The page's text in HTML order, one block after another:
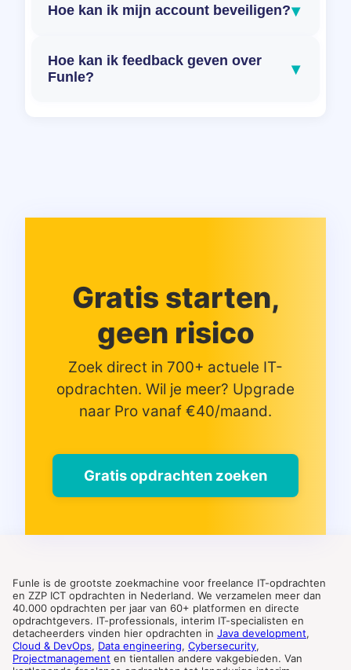
Hoe kan ik mijn account beveiligen?▾
Hoe kan ik feedback geven over
Funle?
▾
Gratis starten,
geen risico
Zoek direct in 700+ actuele IT-
opdrachten. Wil je meer? Upgrade
naar Pro vanaf €40/maand.
Gratis opdrachten zoeken
Funle is de grootste zoekmachine voor freelance IT-opdrachten
en ZZP ICT opdrachten in Nederland. We verzamelen meer dan
40.000 opdrachten per jaar van 60+ platformen en directe
opdrachtgevers. IT-professionals, interim IT-specialisten en
detacheerders vinden hier opdrachten in Java development,
Cloud & DevOps, Data engineering, Cybersecurity,
Projectmanagement en tientallen andere vakgebieden. Van